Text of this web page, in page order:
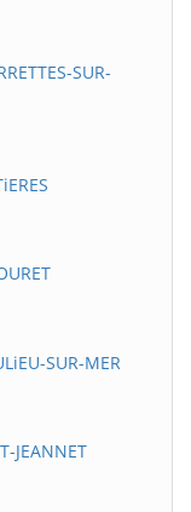
SUR-
SUR-MER
JEANNET